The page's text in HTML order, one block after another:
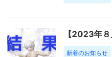
【2023年
新着のお知らせ